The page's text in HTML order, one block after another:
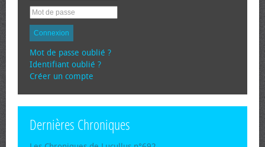
Connexion
Mot de passe oublié ?
Identifiant oublié ?
Créer un compte
Dernières Chroniques